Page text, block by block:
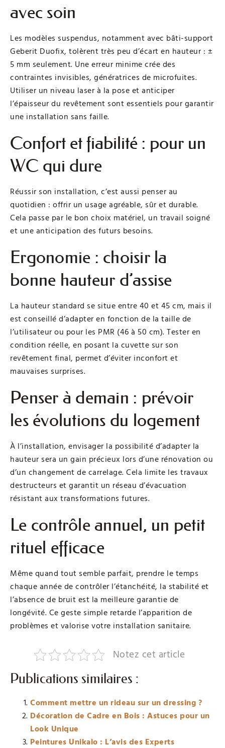
avec soin
Les modèles suspendus, notamment avec bâti-support
Geberit Duofix, tolèrent très peu d’écart en hauteur : ±
5 mm seulement. Une erreur minime crée des
contraintes invisibles, génératrices de microfuites.
Utiliser un niveau laser à la pose et anticiper
l’épaisseur du revêtement sont essentiels pour garantir
une installation sans faille.
Confort et fiabilité : pour un
WC qui dure
Réussir son installation, c’est aussi penser au
quotidien : offrir un usage agréable, sûr et durable.
Cela passe par le bon choix matériel, un travail soigné
et une anticipation des futurs besoins.
Ergonomie : choisir la
bonne hauteur d’assise
La hauteur standard se situe entre 40 et 45 cm, mais il
est conseillé d’adapter en fonction de la taille de
l’utilisateur ou pour les PMR (46 à 50 cm). Tester en
condition réelle, en posant la cuvette sur son
revêtement final, permet d’éviter inconfort et
mauvaises surprises.
Penser à demain : prévoir
les évolutions du logement
À l’installation, envisager la possibilité d’adapter la
hauteur sera un gain précieux lors d’une rénovation ou
d’un changement de carrelage. Cela limite les travaux
destructeurs et garantit un réseau d’évacuation
résistant aux transformations futures.
Le contrôle annuel, un petit
rituel efficace
Même quand tout semble parfait, prendre le temps
chaque année de contrôler l’étanchéité, la stabilité et
l’absence de bruit est la meilleure garantie de
longévité. Ce geste simple retarde l’apparition de
problèmes et valorise votre installation sanitaire.
Notez cet article
Publications similaires :
Comment mettre un rideau sur un dressing ?
Décoration de Cadre en Bois : Astuces pour un
Look Unique
Peintures Unikalo : L’avis des Experts